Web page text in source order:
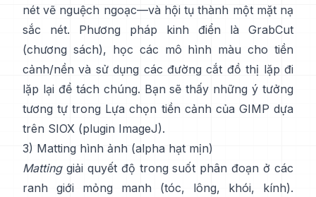
nét vẽ nguệch ngoạc—và hội tụ thành một mặt nạ
sắc nét. Phương pháp kinh điển là
GrabCut
(chương sách), học các mô hình màu cho tiền
cảnh/nền và sử dụng các đường cắt đồ thị lặp đi
lặp lại để tách chúng. Bạn sẽ thấy những ý tưởng
tương tự trong Lựa chọn tiền cảnh của GIMP dựa
trên SIOX (plugin ImageJ).
3) Matting hình ảnh (alpha hạt mịn)
Mattinggiải quyết độ trong suốt phân đoạn ở các
ranh giới mỏng manh (tóc, lông, khói, kính).